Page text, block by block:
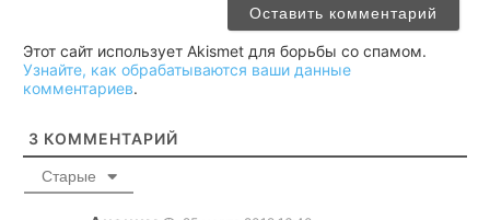
Этот сайт использует Akismet для борьбы со спамом.
Узнайте, как обрабатываются ваши данные
комментариев.
3 КОММЕНТАРИЙ
Старые